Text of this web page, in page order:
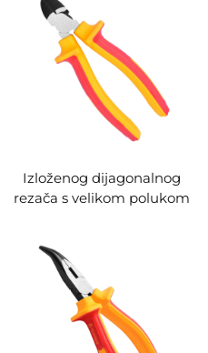
Izloženog dijagonalnog
rezača s velikom polukom